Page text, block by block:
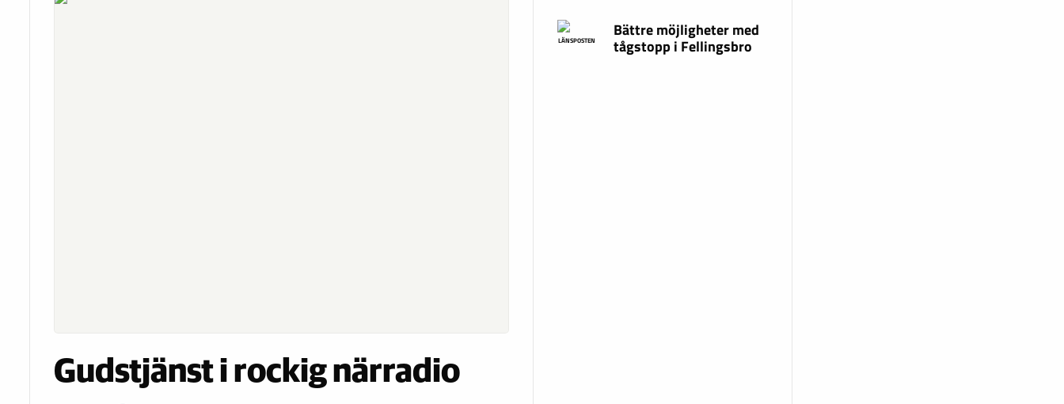
Gudstjänst i rockig närradio
LÄNSPOSTEN
Bättre möjligheter med
tågstopp i Fellingsbro